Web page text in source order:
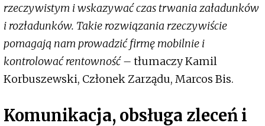
rzeczywistym i wskazywać czas trwania załadunków
i rozładunków. Takie rozwiązania rzeczywiście
pomagają nam prowadzić firmę mobilnie i
kontrolować rentowność – tłumaczy Kamil
Korbuszewski, Członek Zarządu, Marcos Bis.
Komunikacja, obsługa zleceń i